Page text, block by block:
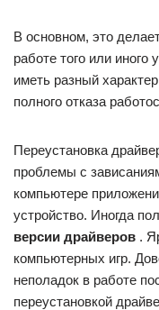
В основном, это
работе того или иного
иметь разный
полного отказа
Переустановка
проблемы с
компьютере
устройство. Иногда
версии драйверов .
компьютерных игр.
неполадок в работе
переустановкой